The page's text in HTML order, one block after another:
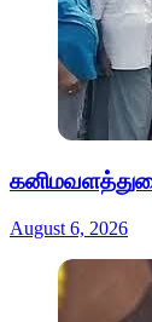
August 6, 2026